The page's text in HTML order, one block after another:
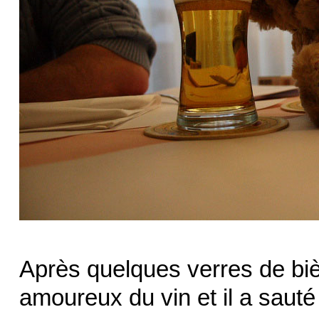
Après quelques verres de
amoureux du vin et il a